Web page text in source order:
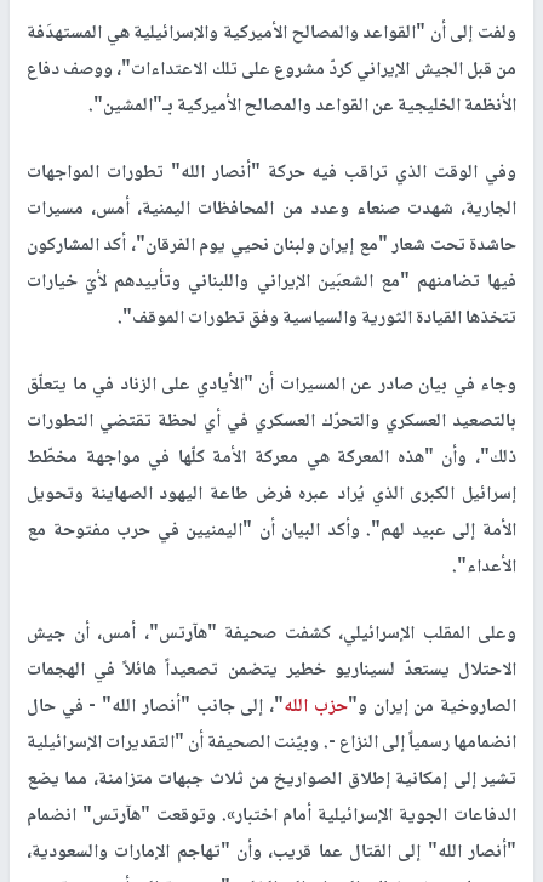
ولفت إلى أن "القواعد والمصالح الأميركية والإسرائيلية هي المستهدَفة
من قبل الجيش الإيراني كردّ مشروع على تلك الاعتداءات"، ووصف دفاع
الأنظمة الخليجية عن القواعد والمصالح الأميركية بـ"المشين".
وفي الوقت الذي تراقب فيه حركة "أنصار الله" تطورات المواجهات
الجارية، شهدت صنعاء وعدد من المحافظات اليمنية، أمس، مسيرات
حاشدة تحت شعار "مع إيران ولبنان نحيي يوم الفرقان"، أكد المشاركون
فيها تضامنهم "مع الشعبَين الإيراني واللبناني وتأييدهم لأيّ خيارات
تتخذها القيادة الثورية والسياسية وفق تطورات الموقف".
وجاء في بيان صادر عن المسيرات أن "الأيادي على الزناد في ما يتعلّق
بالتصعيد العسكري والتحرّك العسكري في أي لحظة تقتضي التطورات
ذلك"، وأن "هذه المعركة هي معركة الأمة كلّها في مواجهة مخطّط
إسرائيل الكبرى الذي يُراد عبره فرض طاعة اليهود الصهاينة وتحويل
الأمة إلى عبيد لهم". وأكد البيان أن "اليمنيين في حرب مفتوحة مع
الأعداء".
وعلى المقلب الإسرائيلي، كشفت صحيفة "هآرتس"، أمس، أن جيش
الاحتلال يستعدّ لسيناريو خطير يتضمن تصعيداً هائلاً في الهجمات
الصاروخية من إيران و"حزب الله"، إلى جانب "أنصار الله" - في حال
انضمامها رسمياً إلى النزاع -. وبيّنت الصحيفة أن "التقديرات الإسرائيلية
تشير إلى إمكانية إطلاق الصواريخ من ثلاث جبهات متزامنة، مما يضع
الدفاعات الجوية الإسرائيلية أمام اختبار». وتوقعت "هآرتس" انضمام
"أنصار الله" إلى القتال عما قريب، وأن "تهاجم الإمارات والسعودية،